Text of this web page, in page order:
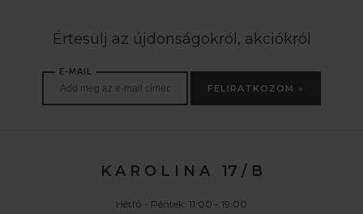
Értesülj az újdonságokról, akciókról
E-MAIL
FELIRATKOZOM »
K A R O L I N A 17 / B
Hétfő - Péntek: 11:00 - 19:00